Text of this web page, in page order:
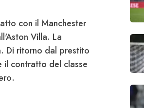
con il Manchester
Villa. La
Di ritorno dal prestito
il contratto del classe
.